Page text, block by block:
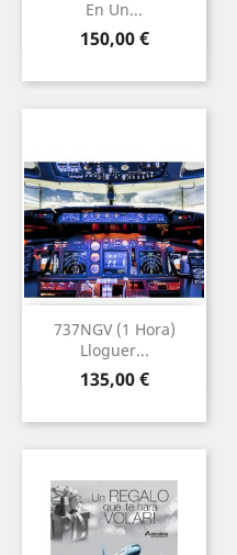
En Un...
Preu
150,00 €
737NGV (1 Hora)
Lloguer...
Preu
135,00 €